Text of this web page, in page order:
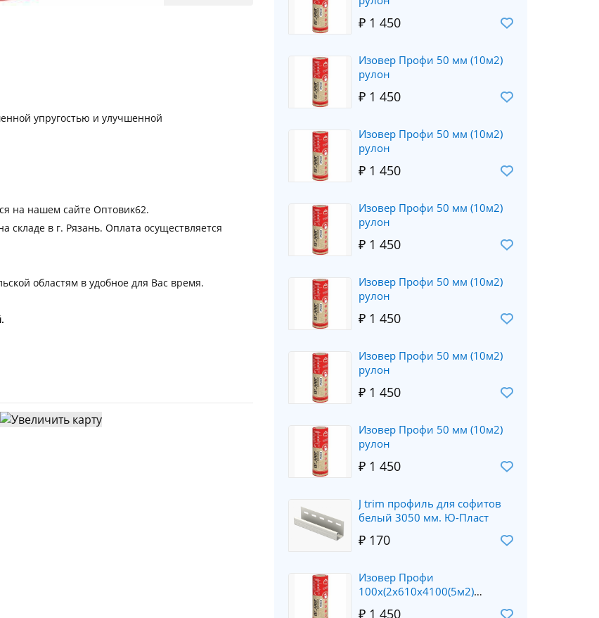
₽ 1 450
Изовер Профи 50 мм (10м2)
рулон
₽ 1 450
Изовер Профи 50 мм (10м2)
рулон
₽ 1 450
Изовер Профи 50 мм (10м2)
рулон
₽ 1 450
Изовер Профи 50 мм (10м2)
рулон
₽ 1 450
Изовер Профи 50 мм (10м2)
рулон
₽ 1 450
Изовер Профи 50 мм (10м2)
рулон
₽ 1 450
J trim профиль для софитов
белый 3050 мм. Ю-Пласт
₽ 170
Изовер Профи
100х(2х610х4100(5м2)
₽ 1 450
упругостью и улучшенной
на нашем сайте Оптовик62.
складе в г. Рязань. Оплата осуществляется
областям в удобное для Вас время.